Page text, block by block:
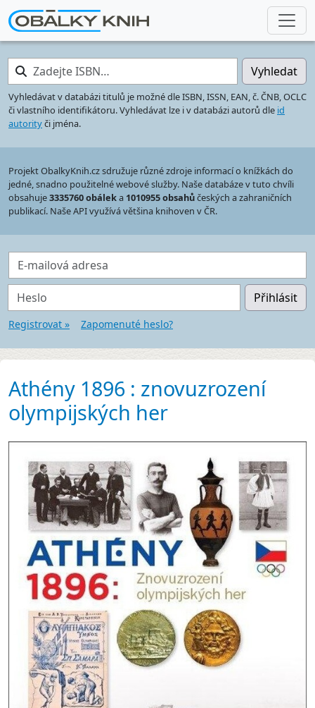
Zadejte ISBN… Vyhledat
Vyhledávat v databázi titulů je možné dle ISBN, ISSN, EAN, č. ČNB, OCLC
či vlastního identifikátoru. Vyhledávat lze i v databázi autorů dle id
autorityči jména.
Projekt ObalkyKnih.cz sdružuje různé zdroje informací o knížkách do
jedné, snadno použitelné webové služby. Naše databáze v tuto chvíli
obsahuje3335760 obáleka 1010955 obsahůčeských a zahraničních
publikací. Naše API využívá většina knihoven v ČR.
E-mailová adresa
Heslo Přihlásit
Registrovat » Zapomenuté heslo?
Athény 1896 : znovuzrození
olympijských her